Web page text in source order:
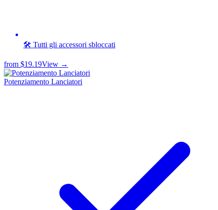
🛠️ Tutti gli accessori sbloccati
from $19.19View →
Potenziamento Lanciatori